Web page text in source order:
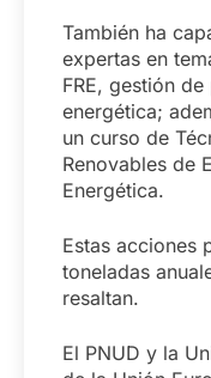
También ha
expertas en
FRE, gestión
energética;
un curso de
Renovables de
Energética.
Estas acciones
toneladas
resaltan.
El PNUD y la